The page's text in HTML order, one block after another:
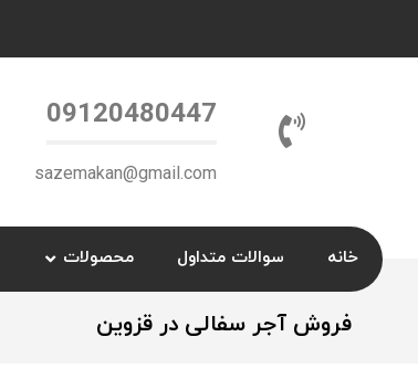
09120480447
sazemakan@gmail.com
خانه سوالات متداول محصولات
فروش آجر سفالی در قزوین